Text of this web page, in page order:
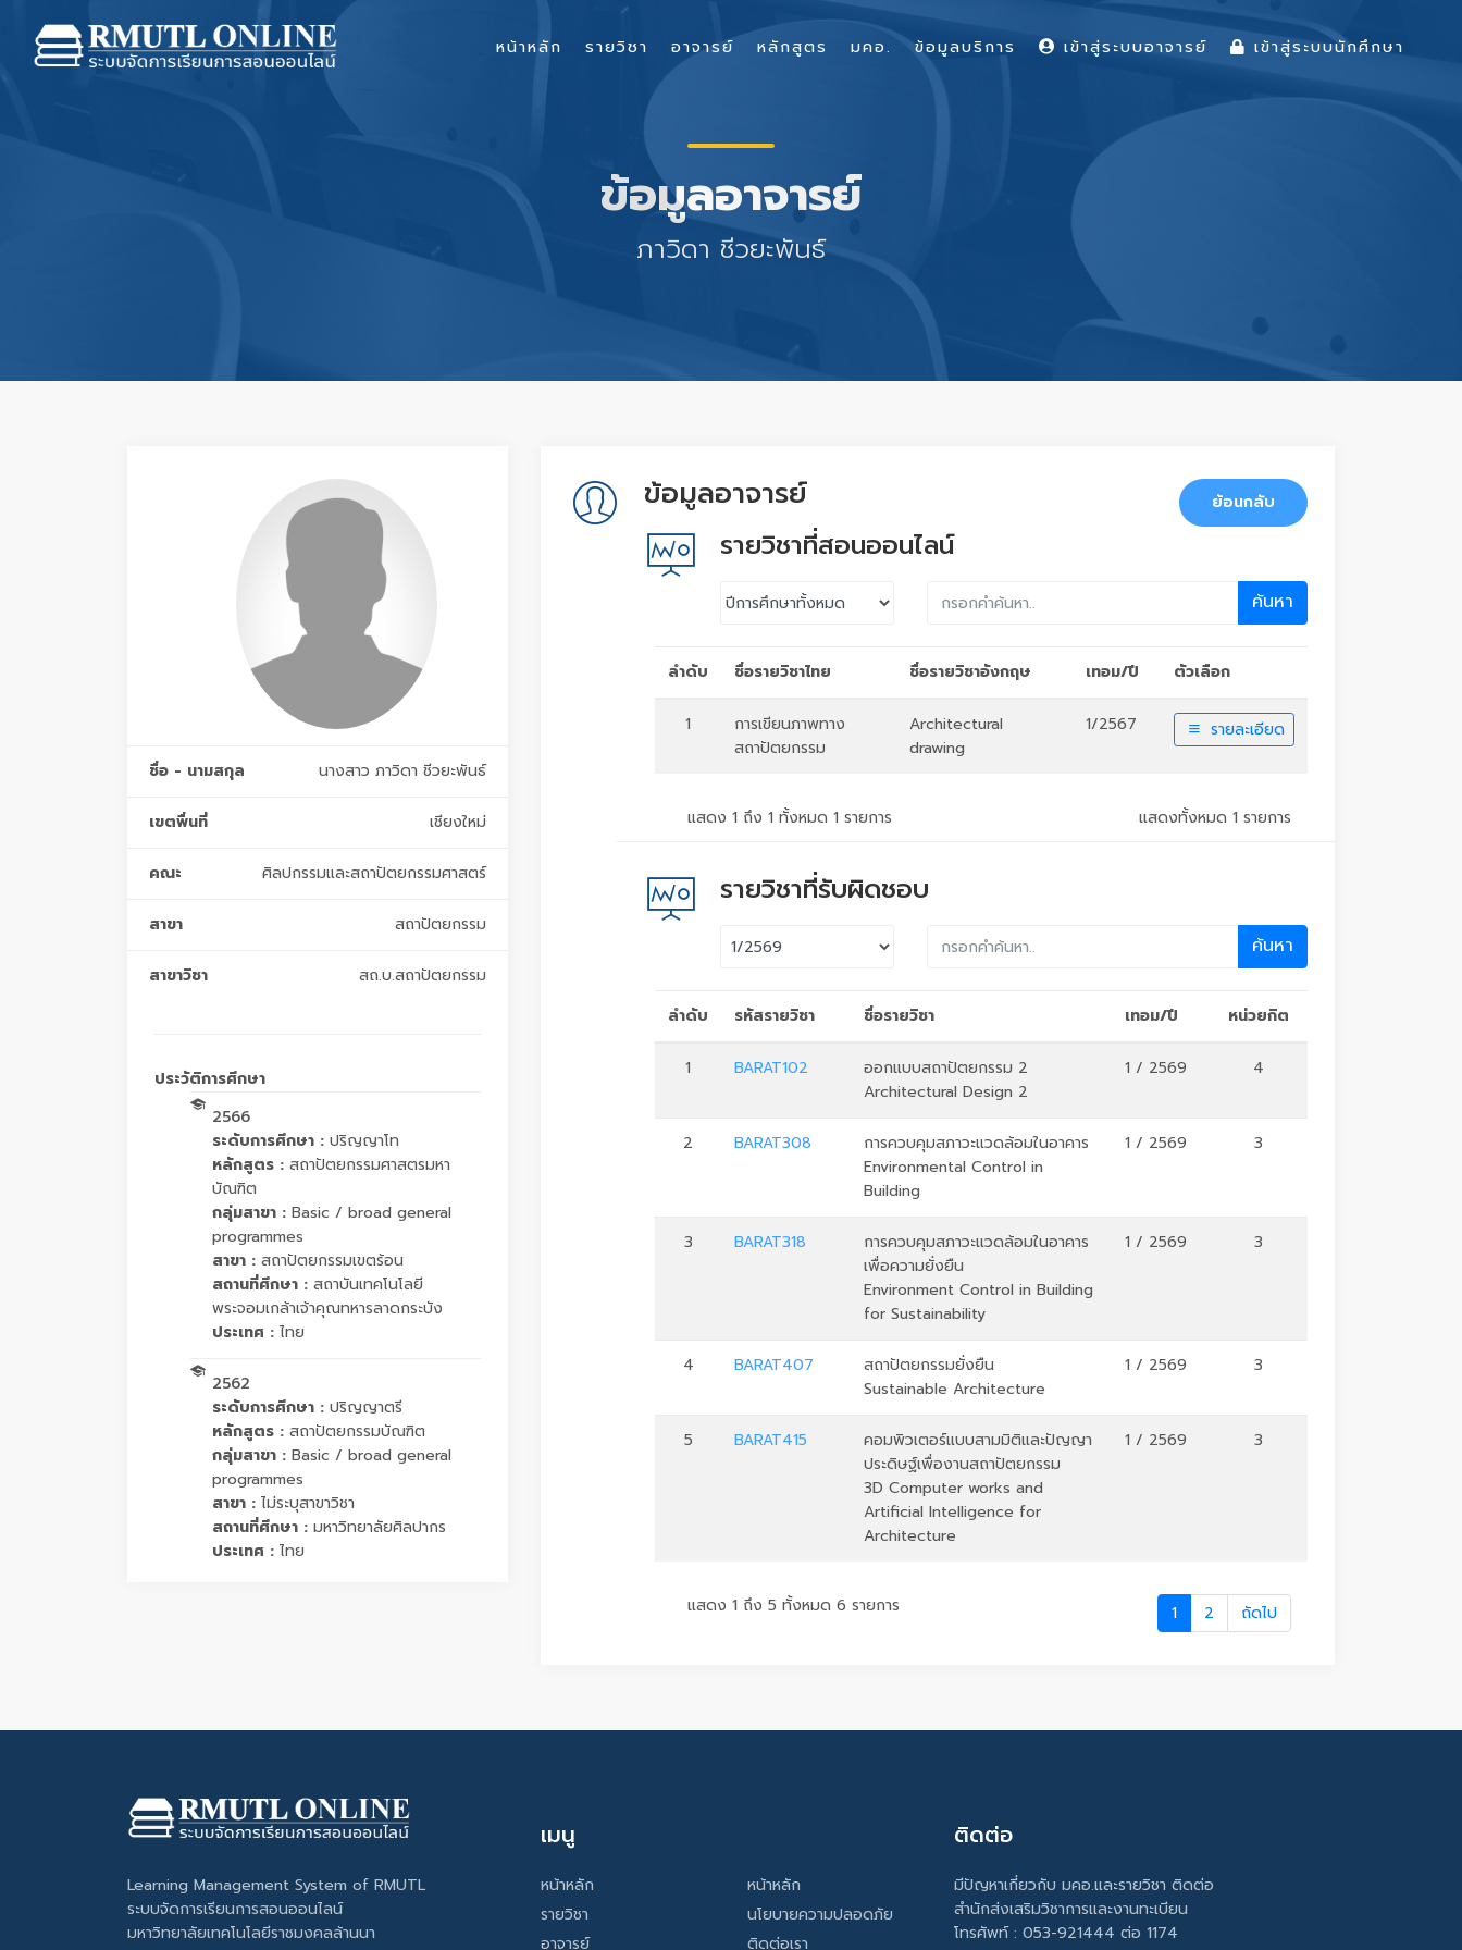
ข้อมูลอาจารย์
ภาวิดา ชีวยะพันธ์
ชื่อ - นามสกุล นางสาว ภาวิดา ชีวยะพันธ์
เขตพื่นที่ เชียงใหม่
คณะ ศิลปกรรมและสถาปัตยกรรมศาสตร์
สาขา สถาปัตยกรรม
สาขาวิชา สถ.บ.สถาปัตยกรรม
ประวัติการศึกษา
2566
ระดับการศึกษา : ปริญญาโท
หลักสูตร : สถาปัตยกรรมศาสตรมหา
บัณฑิต
กลุ่มสาขา : Basic / broad general
programmes
สาขา : สถาปัตยกรรมเขตร้อน
สถานที่ศึกษา : สถาบันเทคโนโลยี
พระจอมเกล้าเจ้าคุณทหารลาดกระบัง
ประเทศ : ไทย
2562
ระดับการศึกษา : ปริญญาตรี
หลักสูตร : สถาปัตยกรรมบัณฑิต
กลุ่มสาขา : Basic / broad general
programmes
สาขา : ไม่ระบุสาขาวิชา
สถานที่ศึกษา : มหาวิทยาลัยศิลปากร
ประเทศ : ไทย
ข้อมูลอาจารย์ ย้อนกลับ
รายวิชาที่สอนออนไลน์
ค้นหา
ลำดับ ชื่อรายวิชาไทย ชื่อรายวิชาอังกฤษ เทอม/ปี ตัวเลือก
1
การเขียนภาพทาง
สถาปัตยกรรม
Architectural
drawing
1/2567 รายละเอียด
แสดง 1 ถึง 1 ทั้งหมด 1 รายการ แสดงทั้งหมด 1 รายการ
รายวิชาที่รับผิดชอบ
ค้นหา
ลำดับ รหัสรายวิชา ชื่อรายวิชา เทอม/ปี หน่วยกิต
1 BARAT102
ออกแบบสถาปัตยกรรม 2
Architectural Design 2
1 / 2569 4
2 BARAT308
การควบคุมสภาวะแวดล้อมในอาคาร
Environmental Control in
Building
1 / 2569 3
3 BARAT318
การควบคุมสภาวะแวดล้อมในอาคาร
เพื่อความยั่งยืน
Environment Control in Building
for Sustainability
1 / 2569 3
4 BARAT407
สถาปัตยกรรมยั่งยืน
Sustainable Architecture
1 / 2569 3
5 BARAT415
คอมพิวเตอร์แบบสามมิติและปัญญา
ประดิษฐ์เพื่องานสถาปัตยกรรม
3D Computer works and
Artificial Intelligence for
Architecture
1 / 2569 3
แสดง 1 ถึง 5 ทั้งหมด 6 รายการ 1 2 ถัดไป
Learning Management System of RMUTL
ระบบจัดการเรียนการสอนออนไลน์
มหาวิทยาลัยเทคโนโลยีราชมงคลล้านนา
เมนู
หน้าหลัก
รายวิชา
อาจารย์
หน้าหลัก
นโยบายความปลอดภัย
ติดต่อเรา
ติดต่อ
มีปัญหาเกี่ยวกับ มคอ.และรายวิชา ติดต่อ
สำนักส่งเสริมวิชาการและงานทะเบียน
โทรศัพท์ : 053-921444 ต่อ 1174
หน้าหลัก รายวิชา อาจารย์ หลักสูตร มคอ. ข้อมูลบริการ เข้าสู่ระบบอาจารย์ เข้าสู่ระบบนักศึกษา